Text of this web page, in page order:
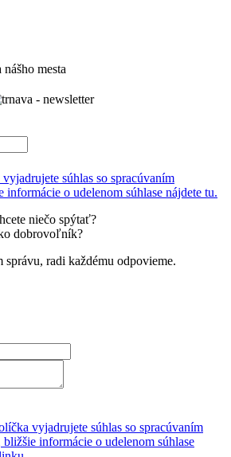
mesta
súhlas so spracúvaním
informácie o udelenom súhlase nájdete tu.
niečo spýtať?
dobrovoľník?
správu, radi každému odpovieme.
vyjadrujete súhlas so spracúvaním
informácie o udelenom súhlase